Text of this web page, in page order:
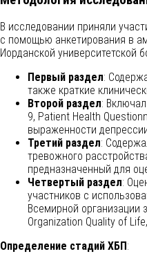
В исследовании приняли
с помощью анкетирования в
Иорданской университетской
Первый раздел:
также краткие
Второй раздел:
9, Patient Health
выраженности
Третий раздел:
тревожного
предназначенный для
Четвертый раздел:
участников с
Всемирной организации
Organization Quality of
Определение стадий ХБП :